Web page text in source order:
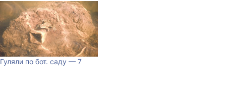
Гуляли по бот. саду — 7